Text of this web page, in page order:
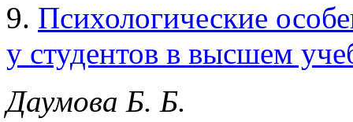
9. Психологические
у студентов в высшем
Даумова Б. Б.